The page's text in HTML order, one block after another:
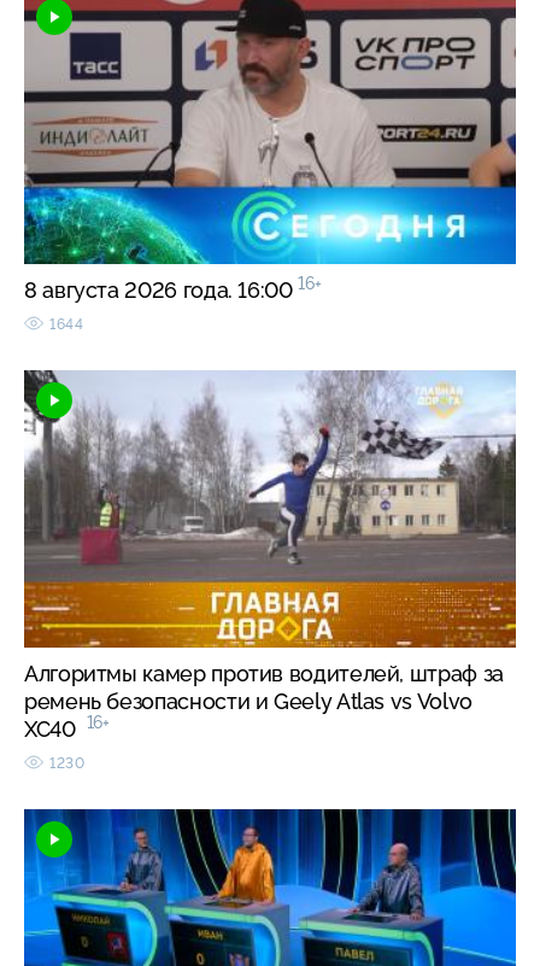
8 августа 2026 года. 16:00 16+
1644
Алгоритмы камер против водителей, штраф за
ремень безопасности и Geely Atlas vs Volvo
XC40 16+
1230